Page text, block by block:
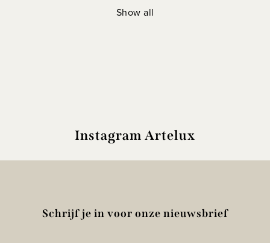
Show all
Instagram Artelux
Schrijf je in voor onze nieuwsbrief